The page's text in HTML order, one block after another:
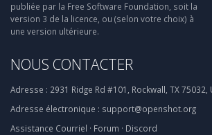
publiée par la Free Software Foundation, soit la
version 3 de la licence, ou (selon votre choix) à
une version ultérieure.
NOUS CONTACTER
Adresse : 2931 Ridge Rd #101, Rockwall, TX
Adresse électronique : support@openshot.org
Assistance Courriel · Forum · Discord